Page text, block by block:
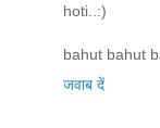
hoti..:)
bahut bahut
जवाब दें